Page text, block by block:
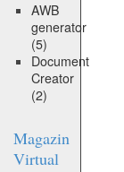
AWB
generator
(5)
Document
Creator
(2)
Magazin
Virtual